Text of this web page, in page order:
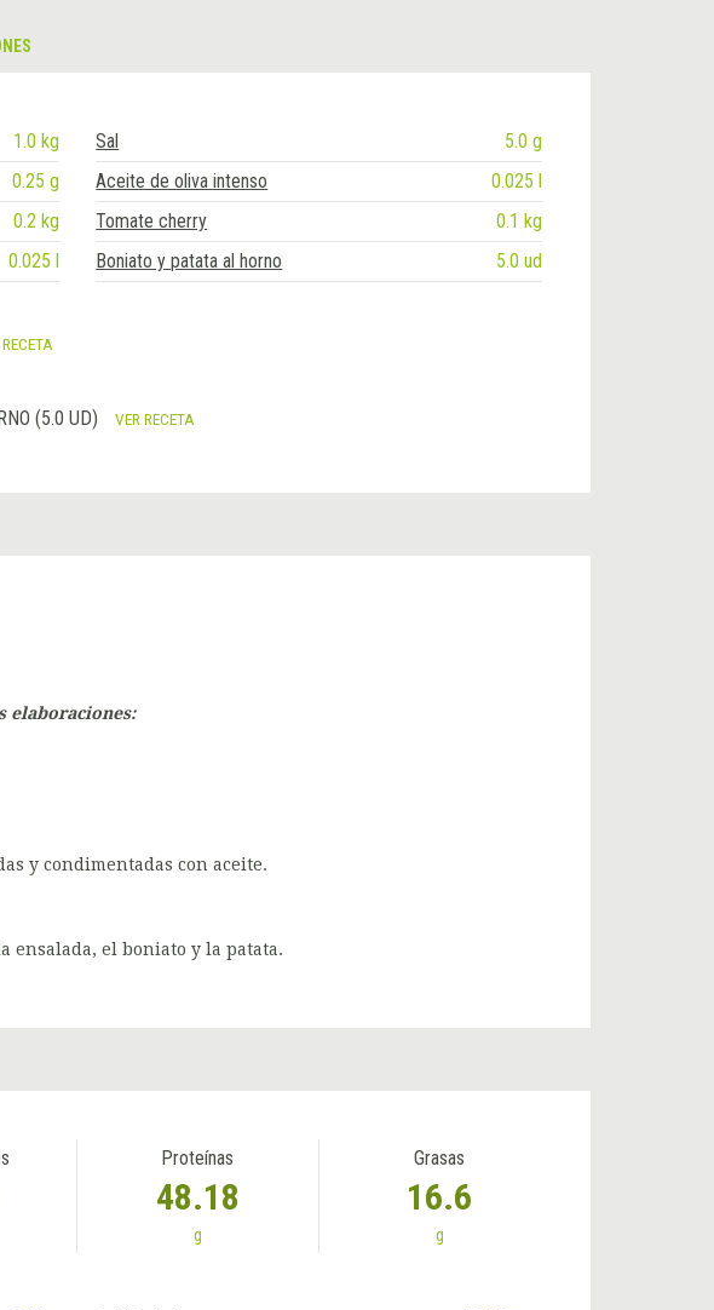
1.0 kg Sal
5.0 g
0.25 g Aceite de oliva intenso
0.025 l
0.2 kg Tomate cherry
0.1 kg
0.025 l Boniato y patata al horno 5.0 ud
(5.0 UD) VER RECETA
elaboraciones:
y condimentadas con aceite.
ensalada, el boniato y la patata.
Proteínas
48.18
g
Grasas
16.6
g